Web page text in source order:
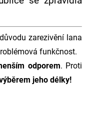
zarezivění lana
funkčnost.
odporem. Proti
jeho délky!